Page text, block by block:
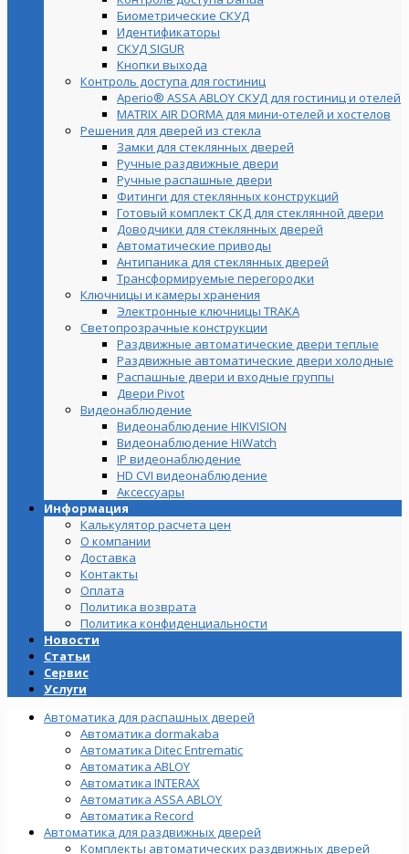
Биометрические СКУД
Идентификаторы
СКУД SIGUR
Кнопки выхода
Контроль доступа для гостиниц
Aperio® ASSA ABLOY СКУД для гостиниц и отелей
MATRIX AIR DORMA для мини-отелей и хостелов
Решения для дверей из стекла
Замки для стеклянных дверей
Ручные раздвижные двери
Ручные распашные двери
Фитинги для стеклянных конструкций
Готовый комплект СКД для стеклянной двери
Доводчики для стеклянных дверей
Автоматические приводы
Антипаника для стеклянных дверей
Трансформируемые перегородки
Ключницы и камеры хранения
Электронные ключницы TRAKA
Светопрозрачные конструкции
Раздвижные автоматические двери теплые
Раздвижные автоматические двери холодные
Распашные двери и входные группы
Двери Pivot
Видеонаблюдение
Видеонаблюдение HIKVISION
Видеонаблюдение HiWatch
IP видеонаблюдение
HD CVI видеонаблюдение
Аксессуары
Информация
Калькулятор расчета цен
О компании
Доставка
Контакты
Оплата
Политика возврата
Политика конфиденциальности
Новости
Статьи
Сервис
Услуги
Автоматика для распашных дверей
Автоматика dormakaba
Автоматика Ditec Entrematic
Автоматика ABLOY
Автоматика INTERAX
Автоматика ASSA ABLOY
Автоматика Record
Автоматика для раздвижных дверей
Комплекты автоматических раздвижных дверей